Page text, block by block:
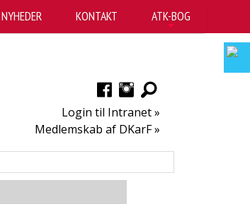
NYHEDER KONTAKT ATK-BOG
Login til Intranet »
Medlemskab af DKarF »